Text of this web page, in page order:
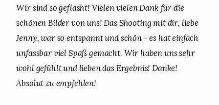
Wir sind so geflasht! Vielen vielen Dank für die
schönen Bilder von uns! Das Shooting mit dir, liebe
Jenny, war so entspannt und schön - es hat einfach
unfassbar viel Spaß gemacht. Wir haben uns sehr
wohl gefühlt und lieben das Ergebnis! Danke!
Absolut zu empfehlen!